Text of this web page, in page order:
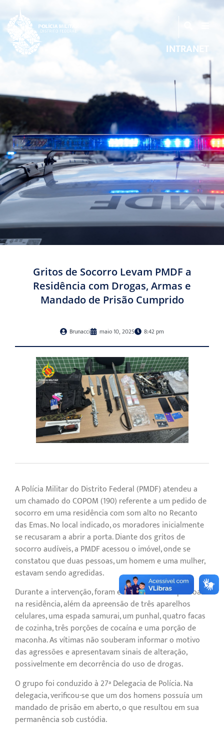
INTRANET
Gritos de Socorro Levam PMDF a
Residência com Drogas, Armas e
Mandado de Prisão Cumprido
Brunacci maio 10, 2025 8:42 pm
A Polícia Militar do Distrito Federal (PMDF) atendeu a
um chamado do COPOM (190) referente a um pedido de
socorro em uma residência com som alto no Recanto
das Emas. No local indicado, os moradores inicialmente
se recusaram a abrir a porta. Diante dos gritos de
socorro audíveis, a PMDF acessou o imóvel, onde se
constatou que duas pessoas, um homem e uma mulher,
estavam sendo agredidas.
Durante a intervenção, foram encontradas seis pessoas
na residência, além da apreensão de três aparelhos
celulares, uma espada samurai, um punhal, quatro facas
de cozinha, três porções de cocaína e uma porção de
maconha. As vítimas não souberam informar o motivo
das agressões e apresentavam sinais de alteração,
possivelmente em decorrência do uso de drogas.
O grupo foi conduzido à 27ª Delegacia de Polícia. Na
delegacia, verificou-se que um dos homens possuía um
mandado de prisão em aberto, o que resultou em sua
permanência sob custódia.